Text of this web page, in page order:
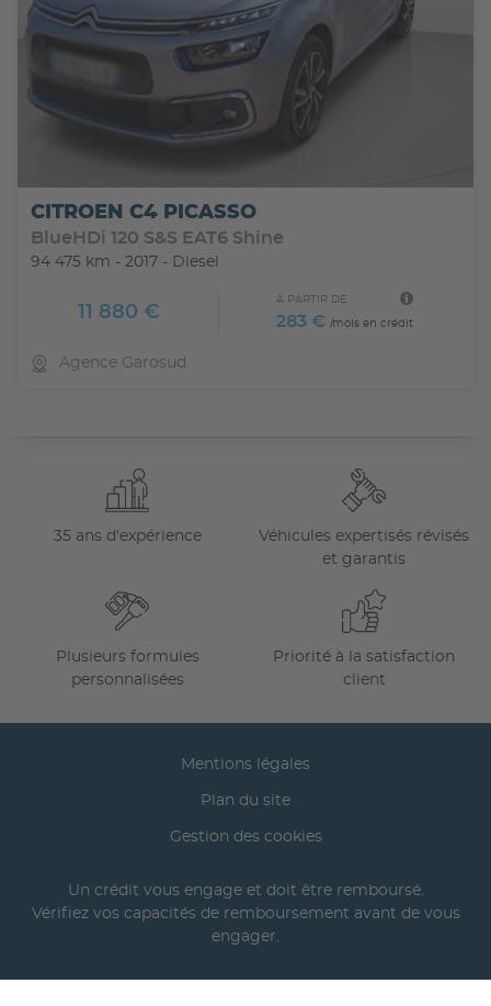
CITROEN C4 PICASSO
BlueHDi 120 S&S EAT6 Shine
94 475 km - 2017 - Diesel
11 880 €
À PARTIR DE
283 € /mois en crédit
Agence Garosud
35 ans d'expérience
Véhicules expertisés révisés
et garantis
Plusieurs formules
personnalisées
Priorité à la satisfaction
client
Mentions légales
Plan du site
Gestion des cookies
Un crédit vous engage et doit être remboursé.
Vérifiez vos capacités de remboursement avant de vous
engager.